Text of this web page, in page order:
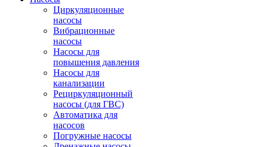
Циркуляционные
насосы
Вибрационные
насосы
Насосы для
повышения давления
Насосы для
канализации
Рециркуляционный
насосы (для ГВС)
Автоматика для
насосов
Погружные насосы